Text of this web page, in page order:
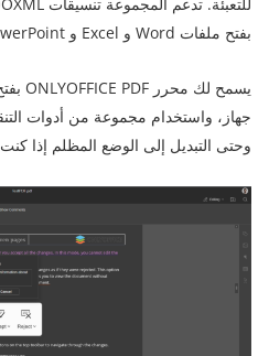
بفتح ملفات Word و Excel و PowerPoint وتحريرها بسهولة.
جهاز، واستخدام مجموعة من أدوات
وحتى التبديل إلى الوضع المظلم إذا